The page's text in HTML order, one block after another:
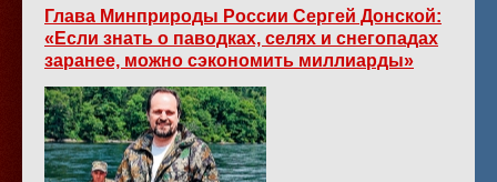
Глава Минприроды России Сергей Донской:
«Если знать о паводках, селях и снегопадах
заранее, можно сэкономить миллиарды»